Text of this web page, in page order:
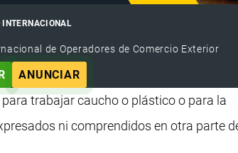
INTERNACIONAL
de Operadores de Comercio Exterior
ANUNCIAR
trabajar caucho o plástico o para la
ni comprendidos en otra parte